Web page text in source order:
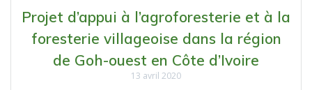
Projet d’appui à l’agroforesterie et à la
foresterie villageoise dans la région
de Goh-ouest en Côte d’Ivoire
13 avril 2020